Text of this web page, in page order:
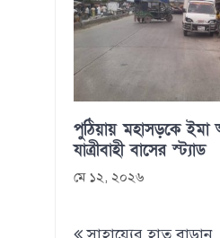
পুঠিয়ায় মহাসড়কে ইমা
যাত্রীবাহী বাসের স্ট্যাড
মে ১২, ২০২৬
সাহায্যের হাত বাড়ান